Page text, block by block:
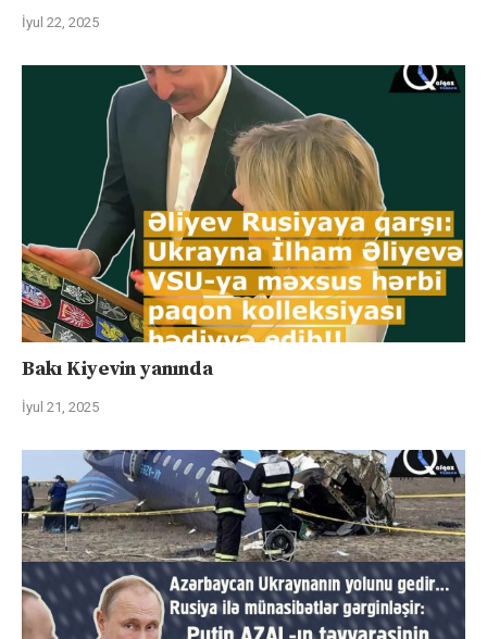
İyul 22, 2025
Bakı Kiyevin yanında
İyul 21, 2025